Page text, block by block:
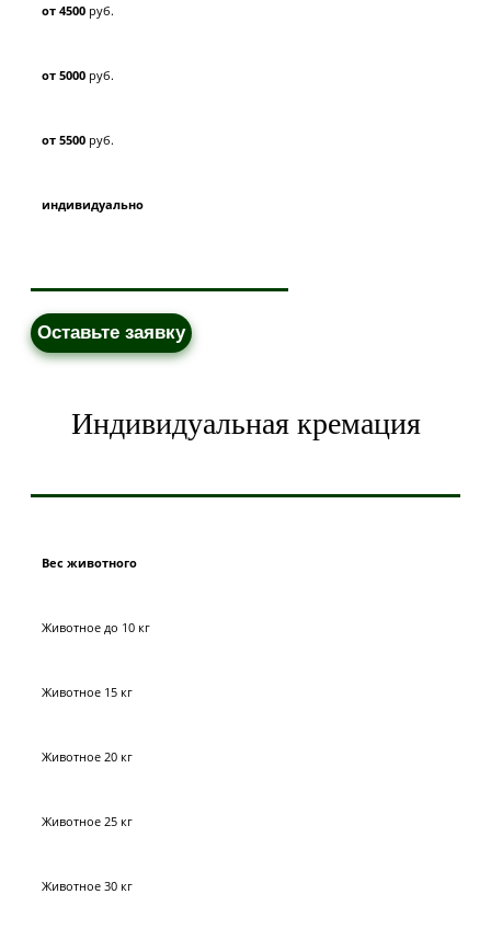
от 4500 руб.
от 5000 руб.
от 5500 руб.
индивидуально
Оставьте заявку
Индивидуальная кремация
Вес животного
Животное до 10 кг
Животное 15 кг
Животное 20 кг
Животное 25 кг
Животное 30 кг